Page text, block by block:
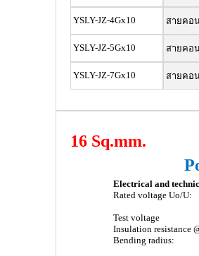
YSLY-JZ-4Gx10 สายคอน
YSLY-JZ-5Gx10 สายคอน
YSLY-JZ-7Gx10 สายคอน
16 Sq.mm.
Electrical and
Rated voltage Uo/U:
Test voltage
Insulation resistance
Bending radius: